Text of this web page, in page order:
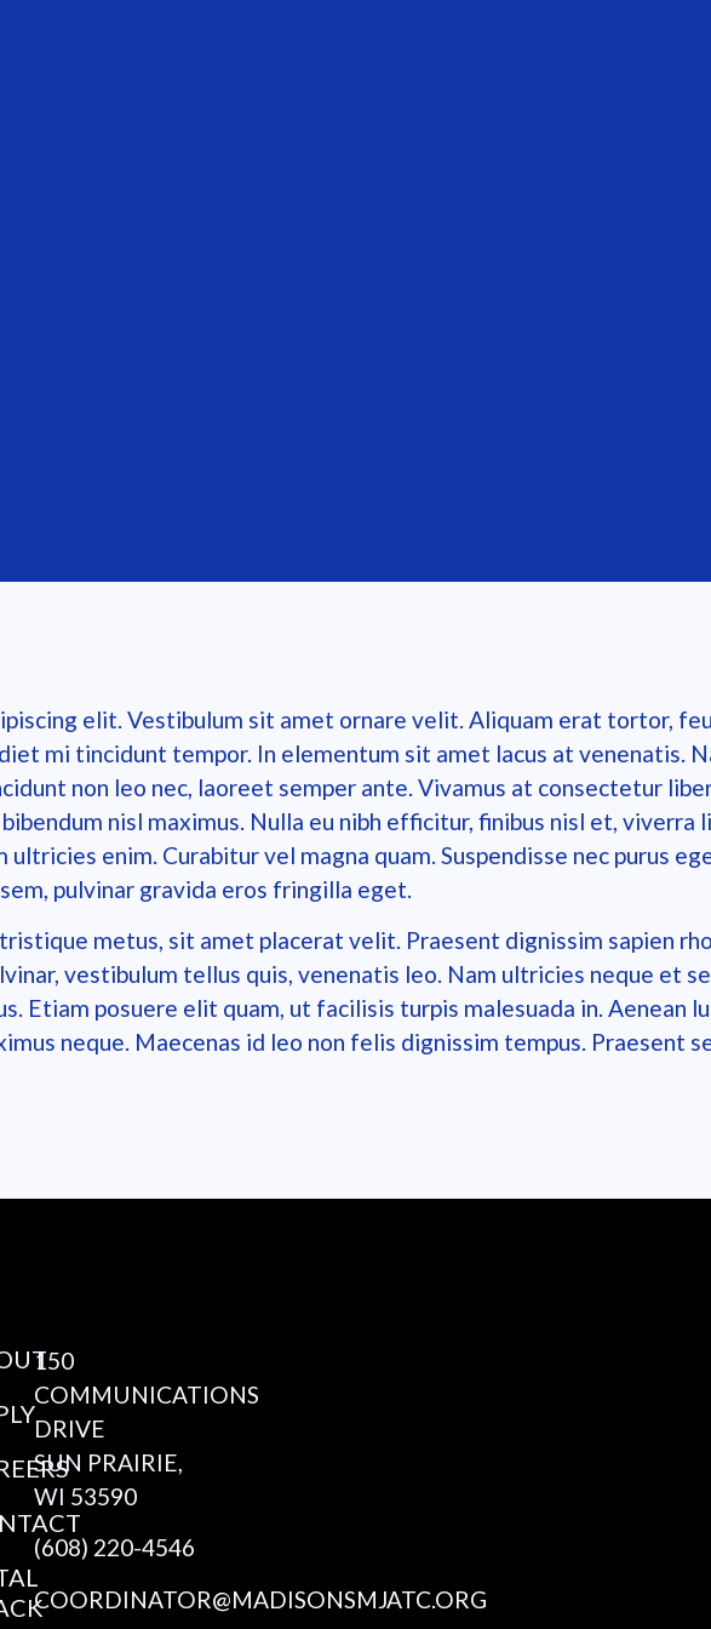
elit. Vestibulum sit amet ornare velit. Aliquam erat tortor,
mi tincidunt tempor. In elementum sit amet lacus at venenatis.
non leo nec, laoreet semper ante. Vivamus at consectetur
nisl maximus. Nulla eu nibh efficitur, finibus nisl et, viverra
enim. Curabitur vel magna quam. Suspendisse nec purus
pulvinar gravida eros fringilla eget.
metus, sit amet placerat velit. Praesent dignissim sapien
vestibulum tellus quis, venenatis leo. Nam ultricies neque et
Etiam posuere elit quam, ut facilisis turpis malesuada in. Aenean
neque. Maecenas id leo non felis dignissim tempus. Praesent
150
COMMUNICATIONS
DRIVE
SUN PRAIRIE,
WI 53590
(608) 220-4546
COORDINATOR@MADISONSMJATC.ORG